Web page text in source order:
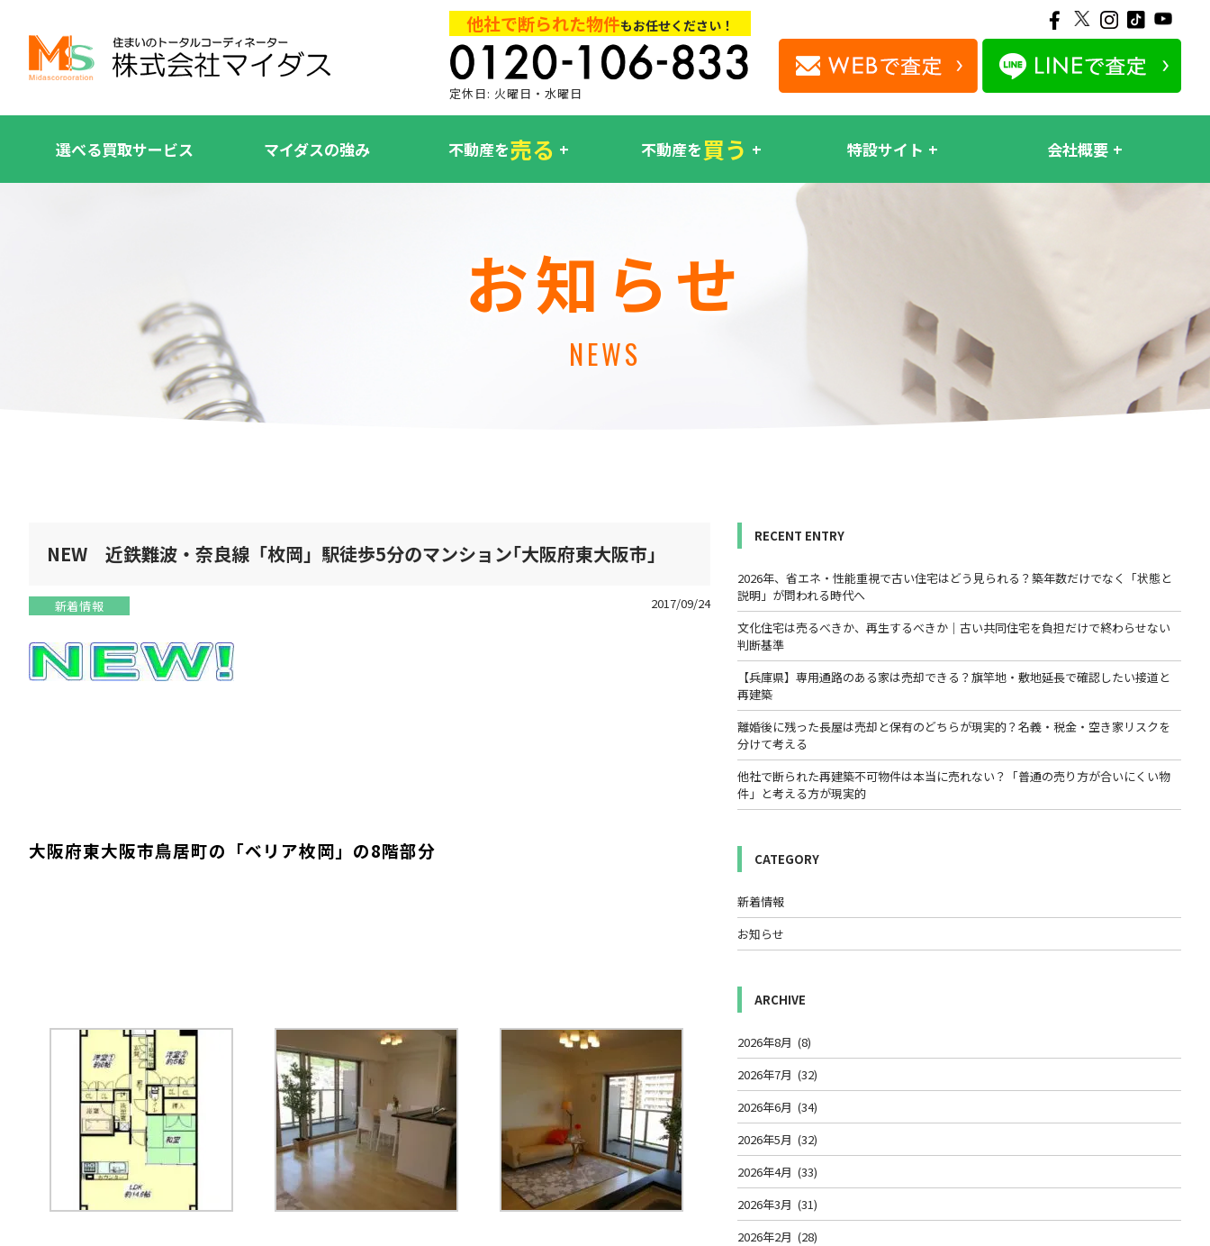
他社で断られた物件もお任せください！
定休日: 火曜日・水曜日
選べる買取サービス マイダスの強み 不動産を売る 不動産を買う 特設サイト 会社概要
お知らせ
NEWS
NEW 近鉄難波・奈良線「枚岡」駅徒歩5分のマンション｢大阪府東大阪市｣
新着情報 2017/09/24
大阪府東大阪市鳥居町の「ベリア枚岡」の8階部分
RECENT ENTRY
2026年、省エネ・性能重視で古い住宅はどう見られる？築年数だけでなく「状態と
説明」が問われる時代へ
文化住宅は売るべきか、再生するべきか｜古い共同住宅を負担だけで終わらせない
判断基準
【兵庫県】専用通路のある家は売却できる？旗竿地・敷地延長で確認したい接道と
再建築
離婚後に残った長屋は売却と保有のどちらが現実的？名義・税金・空き家リスクを
分けて考える
他社で断られた再建築不可物件は本当に売れない？「普通の売り方が合いにくい物
件」と考える方が現実的
CATEGORY
新着情報
お知らせ
ARCHIVE
2026年8月 (8)
2026年7月 (32)
2026年6月 (34)
2026年5月 (32)
2026年4月 (33)
2026年3月 (31)
2026年2月 (28)